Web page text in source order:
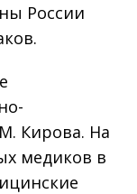
России
Кирова. На
медиков в